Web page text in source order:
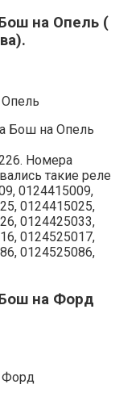
на Опель (
Опель
Бош на Опель
Номера
такие реле
0124415009,
0124415025,
0124425033,
0124525017,
0124525086,
на Форд
Форд